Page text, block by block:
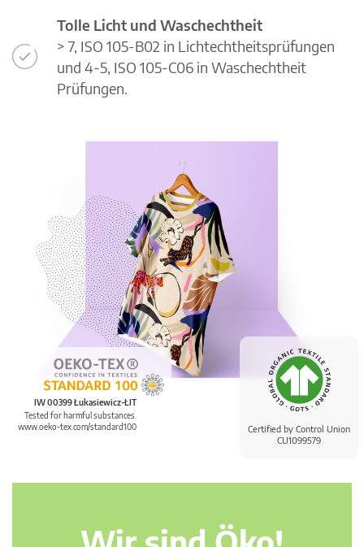
Certified by Control Union
CU1099579
IW 00399 Łukasiewicz-ŁIT
Tested for harmful substances.
www.oeko-tex.com/standard100
Tolle Licht und Waschechtheit
> 7, ISO 105-B02 in Lichtechtheitsprüfungen
und 4-5, ISO 105-C06 in Waschechtheit
Prüfungen.